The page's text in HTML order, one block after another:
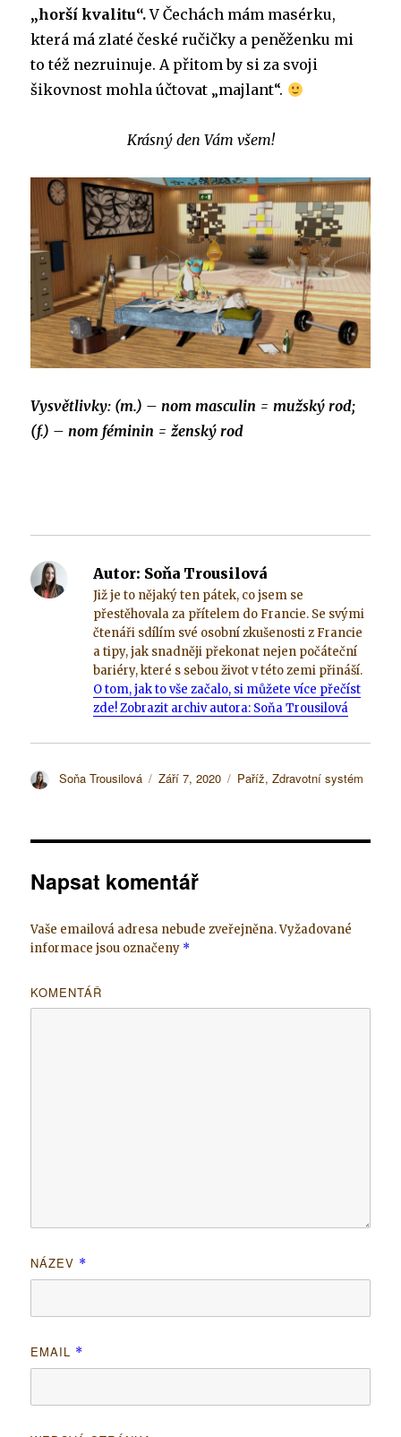
„horší kvalitu“.V Čechách mám masérku,
která má zlaté české ručičky a peněženku mi
to též nezruinuje. A přitom by si za svoji
šikovnost mohla účtovat „majlant“.
Krásný den Vám všem!
Vysvětlivky: (m.) – nom masculin = mužský rod;
(f.) – nom féminin = ženský rod
Autor: Soňa Trousilová
Již je to nějaký ten pátek, co jsem se
přestěhovala za přítelem do Francie. Se svými
čtenáři sdílím své osobní zkušenosti z Francie
a tipy, jak snadněji překonat nejen počáteční
bariéry, které s sebou život v této zemi přináší.
O tom, jak to vše začalo, si můžete více přečíst
zde!Zobrazit archiv autora: Soňa Trousilová
Autor:
Soňa Trousilová Publikováno:
Září 7, 2020 Rubriky:
Paříž,Zdravotní systém
Napsat komentář
Vaše emailová adresa nebude zveřejněna.Vyžadované
informace jsou označeny *
KOMENTÁŘ
NÁZEV *
EMAIL *